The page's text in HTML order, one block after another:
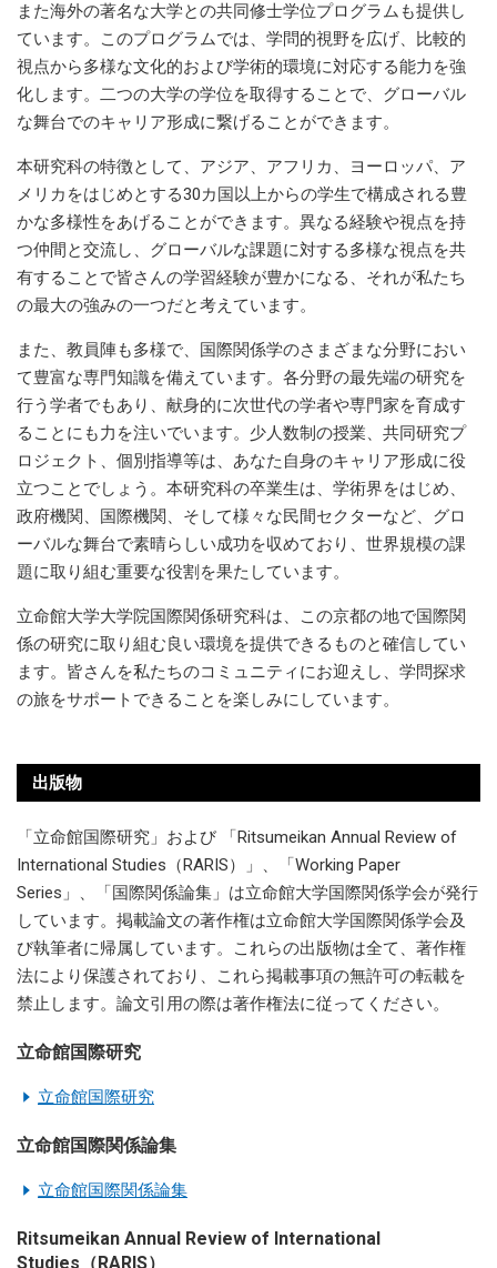
また海外の著名な大学との共同修士学位プログラムも提供し
ています。このプログラムでは、学問的視野を広げ、比較的
視点から多様な文化的および学術的環境に対応する能力を強
化します。二つの大学の学位を取得することで、グローバル
な舞台でのキャリア形成に繋げることができます。
本研究科の特徴として、アジア、アフリカ、ヨーロッパ、ア
メリカをはじめとする30カ国以上からの学生で構成される豊
かな多様性をあげることができます。異なる経験や視点を持
つ仲間と交流し、グローバルな課題に対する多様な視点を共
有することで皆さんの学習経験が豊かになる、それが私たち
の最大の強みの一つだと考えています。
また、教員陣も多様で、国際関係学のさまざまな分野におい
て豊富な専門知識を備えています。各分野の最先端の研究を
行う学者でもあり、献身的に次世代の学者や専門家を育成す
ることにも力を注いでいます。少人数制の授業、共同研究プ
ロジェクト、個別指導等は、あなた自身のキャリア形成に役
立つことでしょう。本研究科の卒業生は、学術界をはじめ、
政府機関、国際機関、そして様々な民間セクターなど、グロ
ーバルな舞台で素晴らしい成功を収めており、世界規模の課
題に取り組む重要な役割を果たしています。
立命館大学大学院国際関係研究科は、この京都の地で国際関
係の研究に取り組む良い環境を提供できるものと確信してい
ます。皆さんを私たちのコミュニティにお迎えし、学問探求
の旅をサポートできることを楽しみにしています。
出版物
「立命館国際研究」および 「Ritsumeikan Annual Review of
International Studies（RARIS）」、「Working Paper
Series」、「国際関係論集」は立命館大学国際関係学会が発行
しています。掲載論文の著作権は立命館大学国際関係学会及
び執筆者に帰属しています。これらの出版物は全て、著作権
法により保護されており、これら掲載事項の無許可の転載を
禁止します。論文引用の際は著作権法に従ってください。
立命館国際研究
立命館国際研究
立命館国際関係論集
立命館国際関係論集
Ritsumeikan Annual Review of International
Studies（RARIS）